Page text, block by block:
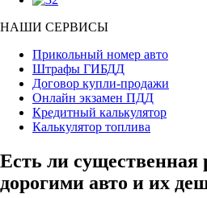
НАШИ СЕРВИСЫ
Прикольный номер авто
Штрафы ГИБДД
Договор купли-продажи
Онлайн экзамен ПДД
Кредитный калькулятор
Калькулятор топлива
Есть ли существенная
дорогими авто и их